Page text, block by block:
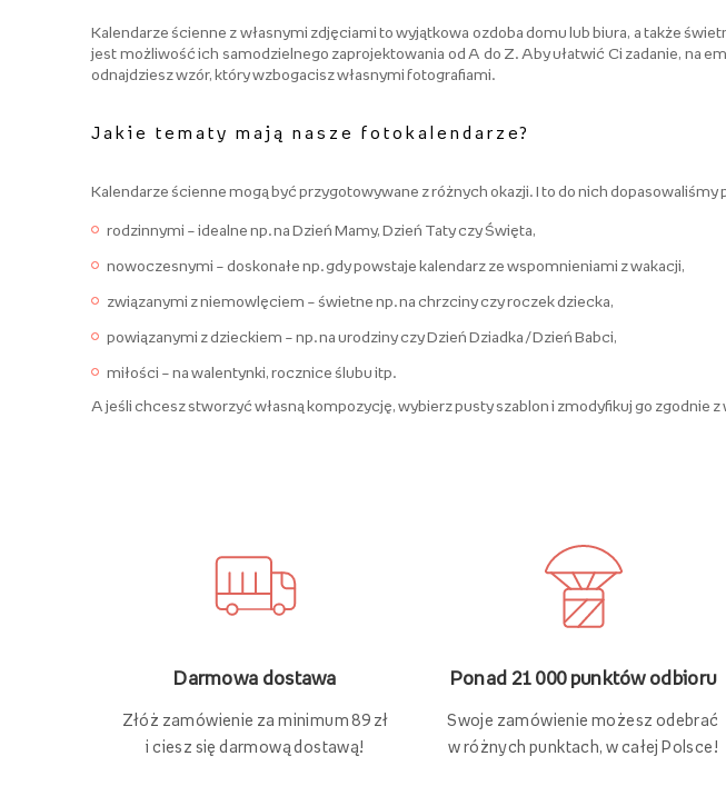
Kalendarze ścienne z własnymi zdjęciami to wyjątkowa ozdoba domu lub biura, a także
jest możliwość ich samodzielnego zaprojektowania od A do Z. Aby ułatwić Ci zadanie, na
odnajdziesz wzór, który wzbogacisz własnymi fotografiami.
Jakie tematy mają nasze fotokalendarze?
Kalendarze ścienne mogą być przygotowywane z różnych okazji. I to do nich
rodzinnymi – idealne np. na Dzień Mamy, Dzień Taty czy Święta,
nowoczesnymi – doskonałe np. gdy powstaje kalendarz ze wspomnieniami z wakacji,
związanymi z niemowlęciem – świetne np. na chrzciny czy roczek dziecka,
powiązanymi z dzieckiem – np. na urodziny czy Dzień Dziadka / Dzień Babci,
miłości – na walentynki, rocznice ślubu itp.
A jeśli chcesz stworzyć własną kompozycję, wybierz pusty szablon i zmodyfikuj go zgodnie z
Darmowa dostawa
Złóż zamówienie za minimum 89 zł
i ciesz się darmową dostawą!
Ponad 21 000 punktów odbioru
Swoje zamówienie możesz odebrać
w różnych punktach, w całej Polsce!